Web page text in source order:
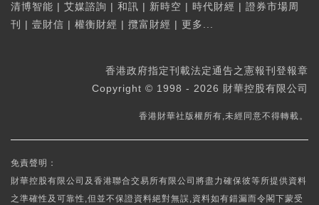
清博智能 | 艾媒諮詢 | 和訊 | 新時空 | 時代財經 | 證券市場周
刊
| 壹財信 | 權衡財經 | 攬富財經 | 更多...
香港政府指定刊載法定通告之憲報刊登報章
Copyright © 1998 - 2026 財華控股有限公司
香港財華社版權所有,未經同意不得轉載。
免責聲明：
財華控股有限公司及香港聯合交易所有限公司將盡力確保彼等所提供資料
之準確性及可靠性,但並不保證資料絕對無誤,資料如有錯漏而令閣下蒙受